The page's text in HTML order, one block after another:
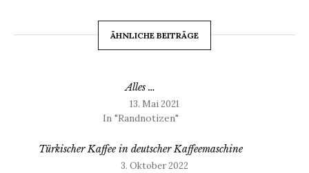
ÄHNLICHE BEITRÄGE
Alles …
13. Mai 2021
In "Randnotizen"
Türkischer Kaffee in deutscher Kaffeemaschine
3. Oktober 2022